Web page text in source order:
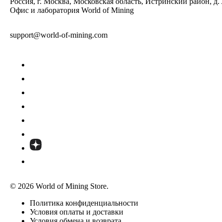
Офис и лаборатория World of Mining
support@world-of-mining.com
© 2026 World of Mining Store.
Политика конфиденциальности
Условия оплаты и доставки